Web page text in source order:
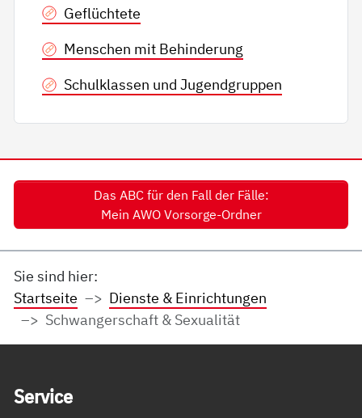
Geflüchtete
Menschen mit Behinderung
Schulklassen und Jugendgruppen
Das ABC für den Fall der Fälle:
Mein AWO Vorsorge-Ordner
Sie sind hier:
Startseite
Dienste & Einrichtungen
Schwangerschaft & Sexualität
Ser­vice